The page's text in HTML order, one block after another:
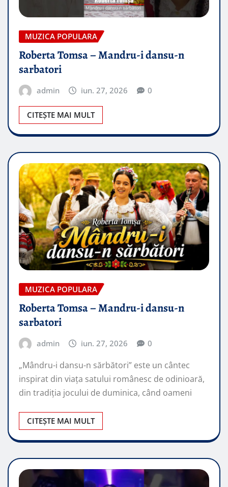
MUZICA POPULARA
Roberta Tomsa – Mandru-i dansu-n
sarbatori
admin iun. 27, 2026 0
CITEȘTE MAI MULT
MUZICA POPULARA
Roberta Tomsa – Mandru-i dansu-n
sarbatori
admin iun. 27, 2026 0
„Mândru-i dansu-n sărbători” este un cântec
inspirat din viața satului românesc de odinioară,
din tradiția jocului de duminica, când oameni
CITEȘTE MAI MULT